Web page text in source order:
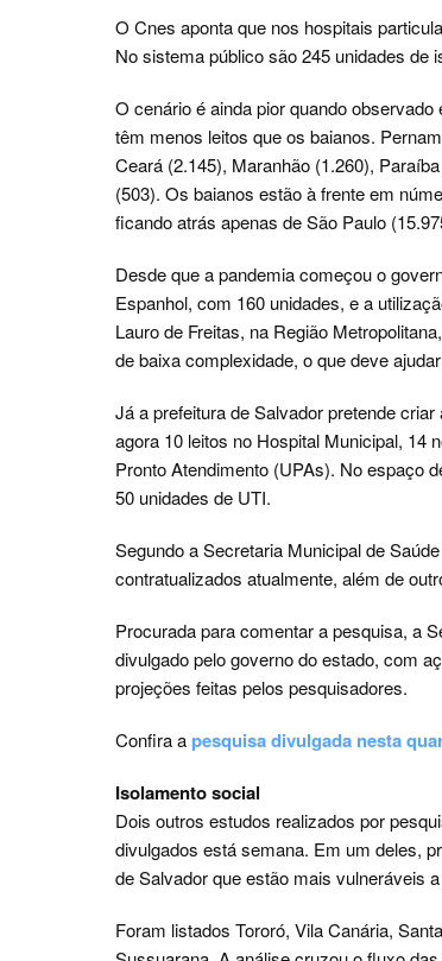
O Cnes aponta que nos hospitais
No sistema público são 245 unidades de
O cenário é ainda pior quando
têm menos leitos que os baianos.
Ceará (2.145), Maranhão (1.260),
(503). Os baianos estão à frente em
ficando atrás apenas de São Paulo
Desde que a pandemia começou o
Espanhol, com 160 unidades, e a
Lauro de Freitas, na Região
de baixa complexidade, o que deve
Já a prefeitura de Salvador pretende
agora 10 leitos no Hospital Municipal, 14
Pronto Atendimento (UPAs). No espaço
50 unidades de UTI.
Segundo a Secretaria Municipal de
contratualizados atualmente, além de
Procurada para comentar a pesquisa, a
divulgado pelo governo do estado, com
projeções feitas pelos pesquisadores.
Confira a pesquisa divulgada nesta
Isolamento social
Dois outros estudos realizados por
divulgados está semana. Em um deles,
de Salvador que estão mais vulneráveis
Foram listados Tororó, Vila Canária,